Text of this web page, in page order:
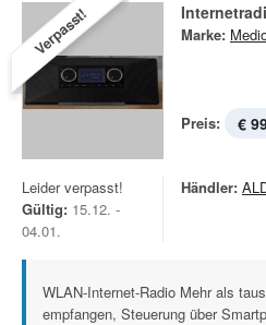
Verpasst! Marke:
Preis: €
Leider verpasst!
Gültig: 15.12. -
04.01.
Händler:
WLAN-Internet-Radio Mehr als
empfangen, Steuerung über